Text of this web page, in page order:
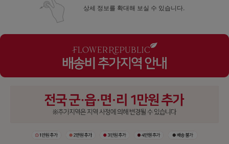
상세 정보를 확대해 보실 수 있습니다.